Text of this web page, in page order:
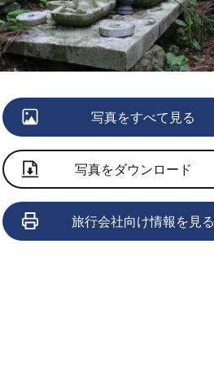
写真をすべて見る
写真をダウンロード
旅行会社向け情報を見る